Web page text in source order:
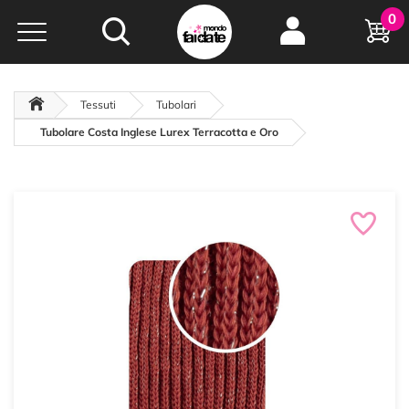
Hobby e
creatività...
0
Tessuti
Tubolari
Tubolare Costa Inglese Lurex Terracotta e Oro